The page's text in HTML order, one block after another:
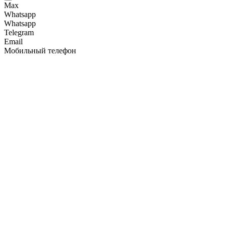
Max
Whatsapp
Whatsapp
Telegram
Email
Мобильный телефон